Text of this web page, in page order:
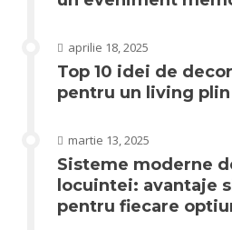
aprilie 18, 2025
Top 10 idei de
pentru un living
martie 13, 2025
Sisteme moderne
locuintei: avantaje
pentru fiecare